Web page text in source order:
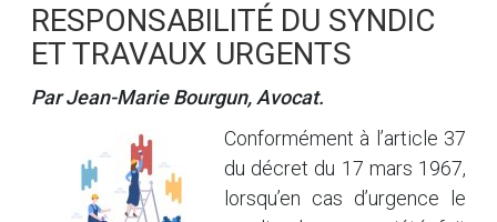
RESPONSABILITÉ DU SYNDIC
ET TRAVAUX URGENTS
Par Jean-Marie Bourgun, Avocat.
Conformément à l’article 37
du décret du 17 mars 1967,
lorsqu’en cas d’urgence le